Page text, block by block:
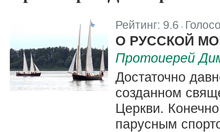
Рейтинг: 9.6
О РУССКОЙ
Протоиерей
Достаточно
созданном
Церкви.
парусным